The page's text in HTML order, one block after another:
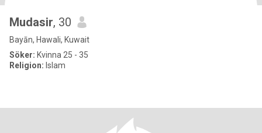
Mudasir, 30
Bayān, Hawali, Kuwait
Söker: Kvinna 25 - 35
Religion: Islam